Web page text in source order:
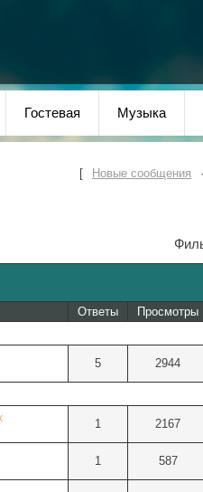
Гостевая Музыка
[ Новые сообщения ·
Ответы Просмотры
5 2944
1 2167
1 587